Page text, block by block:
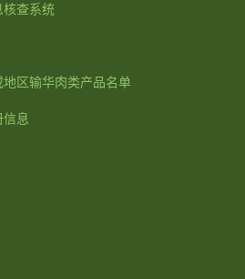
核查系统
区输华肉类产品名单
息